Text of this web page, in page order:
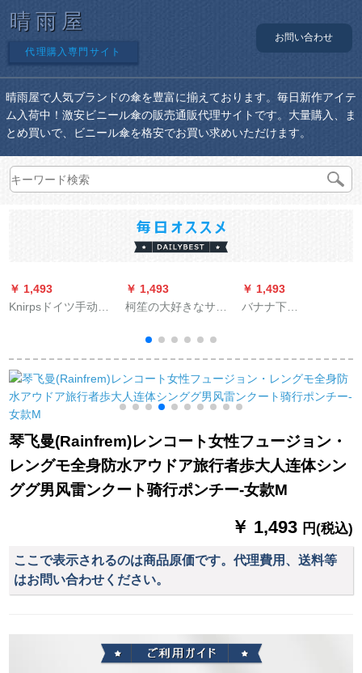
晴雨屋
代理購入専門サイト
お問い合わせ
晴雨屋で人気ブランドの傘を豊富に揃えております。毎日新作アイテ
ム入荷中！激安ビニール傘の販売通販代理サイトです。大量購入、ま
とめ買いで、ビニール傘を格安でお買い求めいただけます。
￥ 1,493
Knirpsドイツ手动三
け止めパンソール
￥ 1,493
柯笙の大好きなサズ
大型の傘の日傘の露
店を広げます。
￥ 1,493
バナナ下
策折りたたみ傘晴雨
兼用ミニ折りたたみ
傘カプセルシリーズ
琴飞曼(Rainfrem)レンコート女性フュージョン・
レングモ全身防水アウドア旅行者歩大人连体シン
ググ男风雷ンクート骑行ポンチー-女款M
￥ 1,493 円(税込)
ここで表示されるのは商品原価です。代理費用、送料等
はお問い合わせください。